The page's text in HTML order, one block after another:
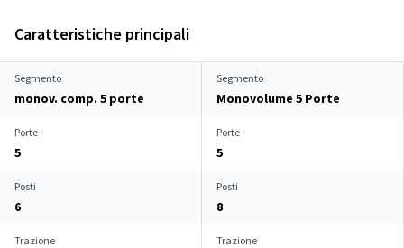
Caratteristiche principali
Segmento
monov. comp. 5 porte
Segmento
Monovolume 5 Porte
Porte
5
Porte
5
Posti
6
Posti
8
Trazione Trazione